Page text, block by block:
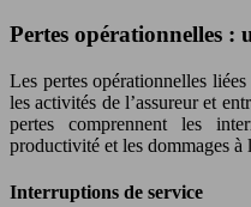
Pertes opérationnelles :
Les pertes opérationnelles liées aux cyberattaques peuvent perturber
les activités de l’assureur et
pertes comprennent les
productivité et les dommages à
Interruptions de service